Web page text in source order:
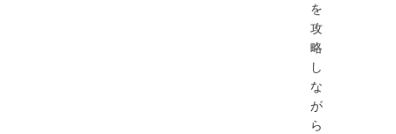
を
攻
略
し
な
が
ら